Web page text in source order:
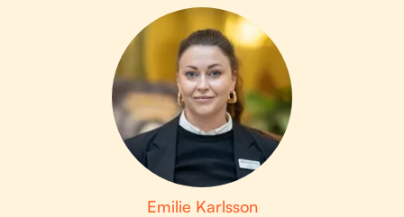
Emilie Karlsson